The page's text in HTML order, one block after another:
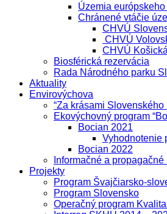
Územia
Chránené vtáčie
CHVÚ
CHVÚ
CHVÚ
Biosférická rezervácia
Rada Národného parku
Aktuality
Envirovýchova
“Za krásami Slovenského
Ekovýchovný program
Bocian 2021
Vyhodnotenie
Bocian 2022
Informačné a
Projekty
Program Švajčiarsko-
Program Slovensko
Operačný program